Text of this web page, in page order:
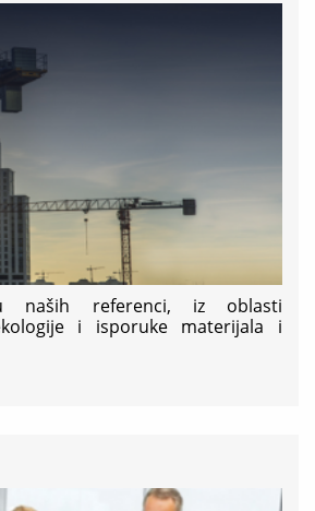
naših referenci, iz oblasti
i isporuke materijala i